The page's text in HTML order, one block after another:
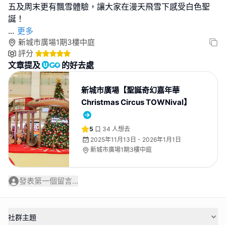
五及周末更有飄雪體驗，讓大家在漫天飛雪下感受白色聖
... 更多
新城市廣場1期3樓中庭
評分
文章提及 的好去處
新城市廣場【聖誕奇幻嘉年華
Christmas Circus TOWNival】
5 34 人想去
2025年11月13日 - 2026年1月1日
新城市廣場1期3樓中庭
發表第一個留言...
社群主題